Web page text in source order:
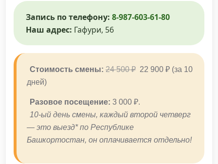
Запись по телефону: 8-987-603-61-80
Наш адрес: Гафури, 56
Стоимость смены: 24 500 ₽ 22 900 ₽ (за 10
дней)
Разовое посещение: 3 000 ₽.
10-ый день смены, каждый второй четверг
— это выезд* по Республике
Башкортостан, он оплачивается отдельно!